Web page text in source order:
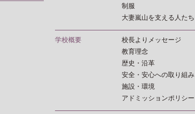
制服
大妻嵐山を支える人たち
学校概要
校長よりメッセージ
教育理念
歴史・沿革
安全・安心への取り組み
施設・環境
アドミッションポリシー